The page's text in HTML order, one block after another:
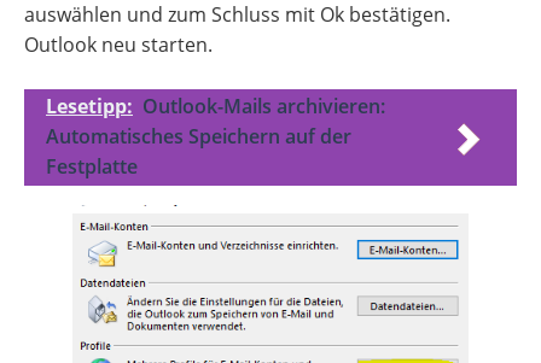
auswählen und zum Schluss mit Ok bestätigen.
Outlook neu starten.
Lesetipp: Outlook-Mails archivieren:
Automatisches Speichern auf der
Festplatte